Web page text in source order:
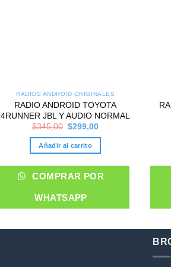
RADIOS ANDROID ORIGINALES
RADIO ANDROID TOYOTA
4RUNNER JBL Y AUDIO NORMAL
$345,00 Original
was:
$345,00.
$299,00Current
is:
Añadir al carrito
COMPRAR POR
WHATSAPP